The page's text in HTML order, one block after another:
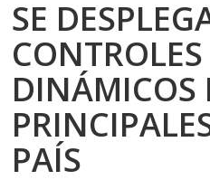
SE
CONTROLES
DINÁMICOS
PAÍS